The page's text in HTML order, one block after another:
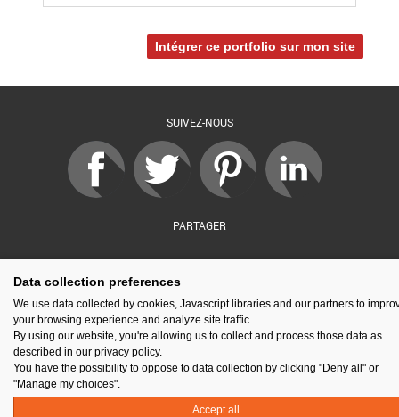
Intégrer ce portfolio sur mon site
SUIVEZ-NOUS
PARTAGER
par : Financé par :
Espace presse Kit de communication
Mentions légales
Newsletter
Gestion des cookies
Data collection preferences
We use data collected by cookies, Javascript libraries and our partners to
your browsing experience and analyze site traffic.
By using our website, you're allowing us to collect and process those data as
described in our privacy policy.
You have the possibility to oppose to data collection by clicking "Deny all" or
"Manage my choices".
Accept all